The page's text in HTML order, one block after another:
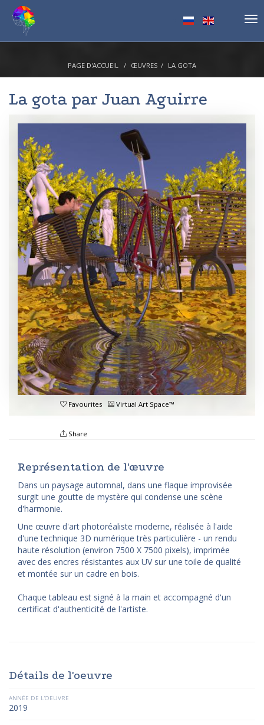
PAGE D'ACCUEIL ŒUVRES LA GOTA
La gota par Juan Aguirre
Favourites Virtual Art Space™
Share
Représentation de l'œuvre
Dans un paysage automnal, dans une flaque improvisée
surgit une goutte de mystère qui condense une scène
d'harmonie.
Une œuvre d'art photoréaliste moderne, réalisée à l'aide
d'une technique 3D numérique très particulière - un rendu
haute résolution (environ 7500 X 7500 pixels), imprimée
avec des encres résistantes aux UV sur une toile de qualité
et montée sur un cadre en bois.
Chaque tableau est signé à la main et accompagné d'un
certificat d'authenticité de l'artiste.
Détails de l'oeuvre
ANNÉE DE L'OEUVRE
2019